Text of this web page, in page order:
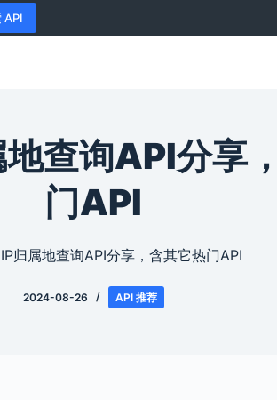
API
查询API分享
门API
归属地查询API分享，含其它热门API
2024-08-26 API 推荐